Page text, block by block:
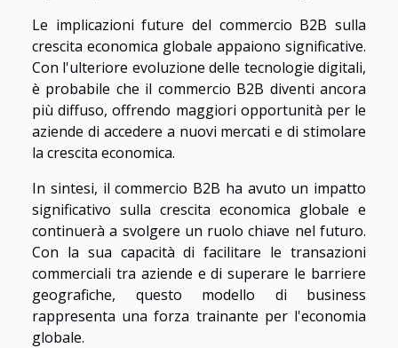
Le implicazioni future del commercio B2B sulla
crescita economica globale appaiono significative.
Con l'ulteriore evoluzione delle tecnologie digitali,
è probabile che il commercio B2B diventi ancora
più diffuso, offrendo maggiori opportunità per le
aziende di accedere a nuovi mercati e di stimolare
la crescita economica.
In sintesi, il commercio B2B ha avuto un impatto
significativo sulla crescita economica globale e
continuerà a svolgere un ruolo chiave nel futuro.
Con la sua capacità di facilitare le transazioni
commerciali tra aziende e di superare le barriere
geografiche, questo modello di business
rappresenta una forza trainante per l'economia
globale.